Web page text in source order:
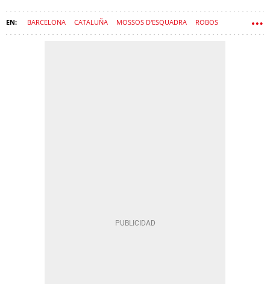
BARCELONA CATALUÑA MOSSOS D'ESQUADRA ROBOS